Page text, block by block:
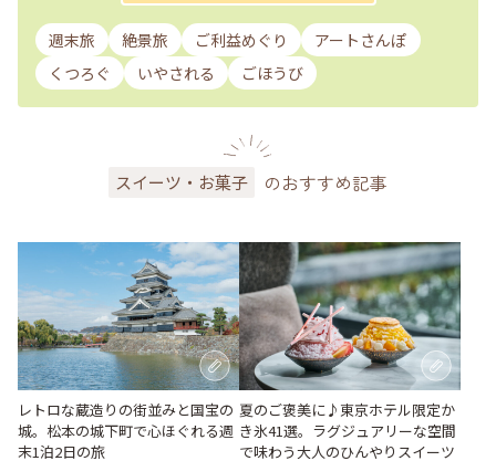
週末旅 絶景旅 ご利益めぐり
アートさんぽ
くつろぐ
いやされる ごほうび
スイーツ・お菓子 のおすすめ記事
レトロな蔵造りの街並みと国宝の
城。松本の城下町で心ほぐれる週
末1泊2日の旅
夏のご褒美に♪東京ホテル限定か
き氷41選。ラグジュアリーな空間
で味わう大人のひんやりスイーツ